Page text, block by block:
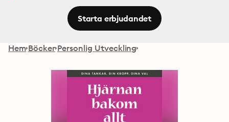
Starta erbjudandet
Hem Böcker Personlig Utveckling